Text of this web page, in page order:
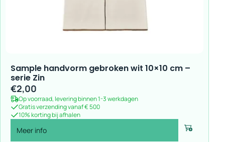
Sample handvorm gebroken wit 10×10 cm –
serie Zin
€2,00
Op voorraad, levering binnen 1-3 werkdagen
Gratis verzending vanaf € 500
10% korting bij afhalen
Meer info Voeg toe